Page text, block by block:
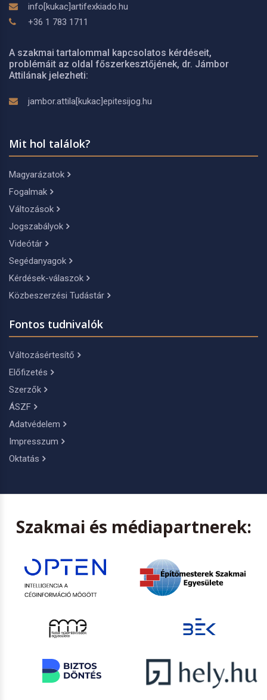
info[kukac]artifexkiado.hu
+36 1 783 1711
A szakmai tartalommal kapcsolatos kérdéseit,
problémáit az oldal főszerkesztőjének, dr. Jámbor
Attilának jelezheti:
jambor.attila[kukac]epitesijog.hu
Mit hol találok?
Magyarázatok
Fogalmak
Változások
Jogszabályok
Videótár
Segédanyagok
Kérdések-válaszok
Közbeszerzési Tudástár
Fontos tudnivalók
Változásértesítő
Előfizetés
Szerzők
ÁSZF
Adatvédelem
Impresszum
Oktatás
Szakmai és médiapartnerek: